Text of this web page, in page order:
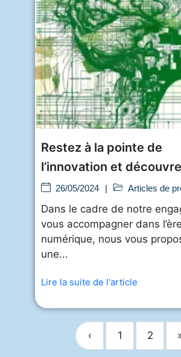
Restez à la pointe de
l’innovation et
pouvoir des
26/05/2024 | Articles de
Dans le cadre de notre
vous accompagner dans l’ère
numérique, nous vous
une...
Lire la suite de l'article
‹ 1 2